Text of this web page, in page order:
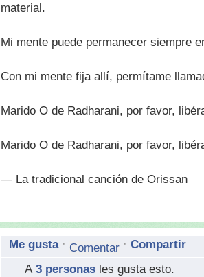
material.
Mi mente puede permanecer siempre
Con mi mente fija allí, permítame
Marido O de Radharani, por favor,
Marido O de Radharani, por favor,
— La tradicional canción de Orissan
Me gusta· · Compartir
A 3 personas les gusta esto.